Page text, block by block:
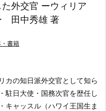
た外交官 ーウィリア
田中秀雄 著
書籍
カの知日派外交官として知ら
駐日大使・国務次官を歴任し
キャッスル（ハワイ王国生ま